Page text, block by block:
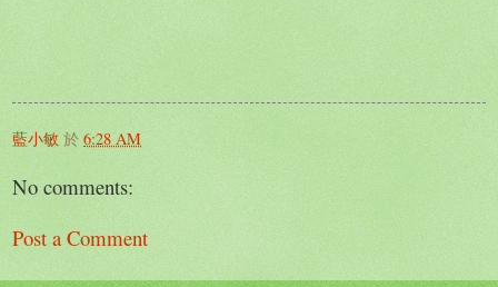
藍小敏 於 6:28 AM
No comments:
Post a Comment